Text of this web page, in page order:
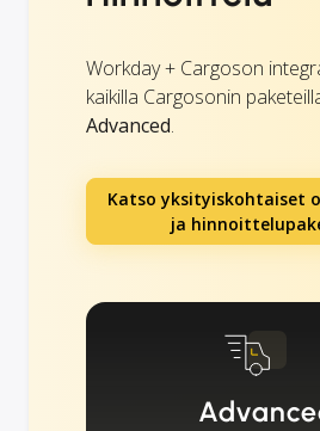
Workday + Cargoson
kaikilla Cargosonin
Advanced.
Katso yksityiskohtaiset
ja